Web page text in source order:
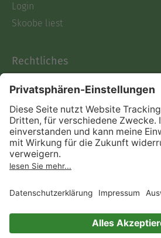
Login
Skoobe liest
Rechtliches
AGB
Informationen nach Data
Act
Verträge hier kündigen
Impressum